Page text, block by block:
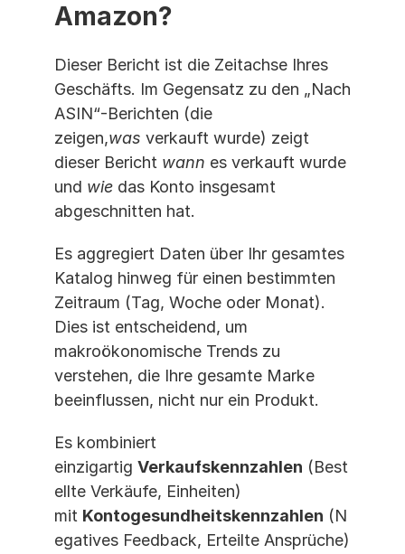
Amazon?
Dieser Bericht ist die Zeitachse Ihres
Geschäfts. Im Gegensatz zu den „Nach
ASIN“-Berichten (die
zeigen,was verkauft wurde) zeigt
dieser Bericht wann es verkauft wurde
und wie das Konto insgesamt
abgeschnitten hat.
Es aggregiert Daten über Ihr gesamtes
Katalog hinweg für einen bestimmten
Zeitraum (Tag, Woche oder Monat).
Dies ist entscheidend, um
makroökonomische Trends zu
verstehen, die Ihre gesamte Marke
beeinflussen, nicht nur ein Produkt.
Es kombiniert
einzigartig Verkaufskennzahlen (Best
ellte Verkäufe, Einheiten)
mit Kontogesundheitskennzahlen (N
egatives Feedback, Erteilte Ansprüche)